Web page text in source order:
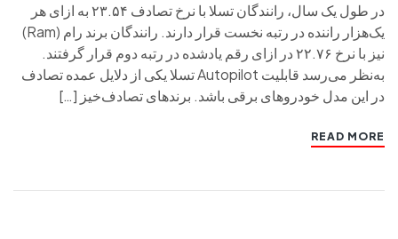
در طول یک سال، رانندگان تسلا با نرخ تصادف ۲۳.۵۴ به ازای هر
یک‌هزار راننده در رتبه نخست قرار دارند. رانندگان برند رام (Ram)
نیز با نرخ ۲۲.۷۶ در ازای رقم یادشده در رتبه دوم قرار گرفتند.
به‌نظر می‌رسد قابلیت Autopilot تسلا یکی از دلایل عمده تصادف
در این مدل خودروهای برقی باشد. برندهای تصادف‌خیز […]
READ MORE